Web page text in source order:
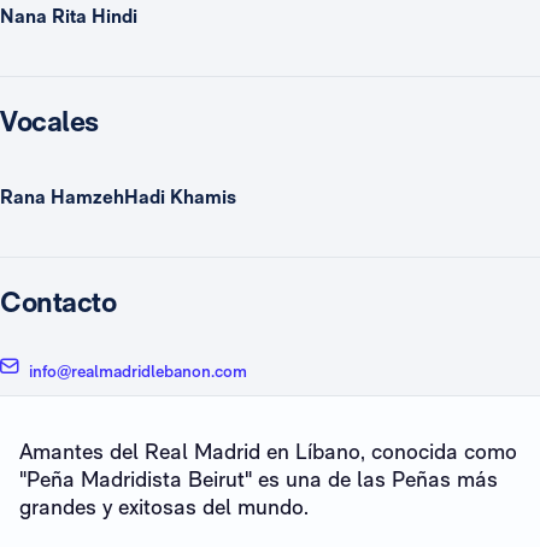
Nana Rita Hindi
Vocales
Rana HamzehHadi Khamis
Contacto
info@realmadridlebanon.com
Amantes del Real Madrid en Líbano, conocida como
"Peña Madridista Beirut" es una de las Peñas más
grandes y exitosas del mundo.